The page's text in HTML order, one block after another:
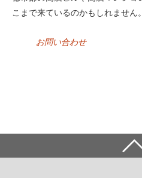
こまで来ているのかもしれません。
お問い合わせ